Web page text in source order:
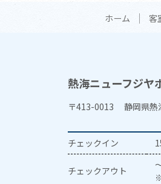
ホーム 客
熱海ニューフジヤ
〒413-0013 静岡県熱
チェックイン
チェックアウト